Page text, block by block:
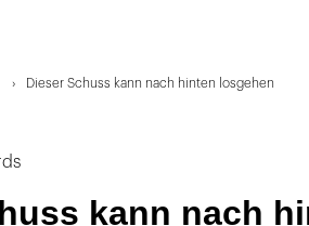
Dieser Schuss kann nach hinten losgehen
kann nach